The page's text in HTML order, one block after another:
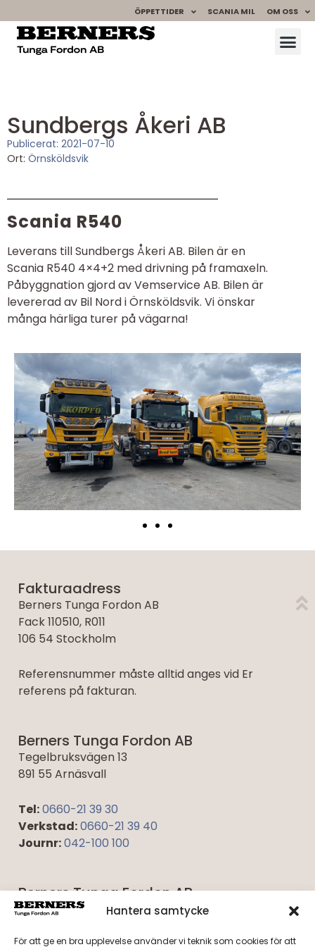
Hantera samtycke
För att ge en bra upplevelse använder vi teknik som cookies för att
ÖPPETTIDER SCANIA MIL OM OSS
Sundbergs Åkeri AB
Publicerat: 2021-07-10
Ort: Örnsköldsvik
Scania R540
Leverans till Sundbergs Åkeri AB. Bilen är en
Scania R540 4×4+2 med drivning på framaxeln.
Påbyggnation gjord av Vemservice AB. Bilen är
levererad av Bil Nord i Örnsköldsvik. Vi önskar
många härliga turer på vägarna!
Fakturaadress
Berners Tunga Fordon AB
Fack 110510, R011
106 54 Stockholm
Referensnummer måste alltid anges vid Er
referens på fakturan.
Berners Tunga Fordon AB
Tegelbruksvägen 13
891 55 Arnäsvall
Tel:0660-21 39 30
Verkstad:0660-21 39 40
Journr:042-100 100
Berners Tunga Fordon AB
Umevägen 5